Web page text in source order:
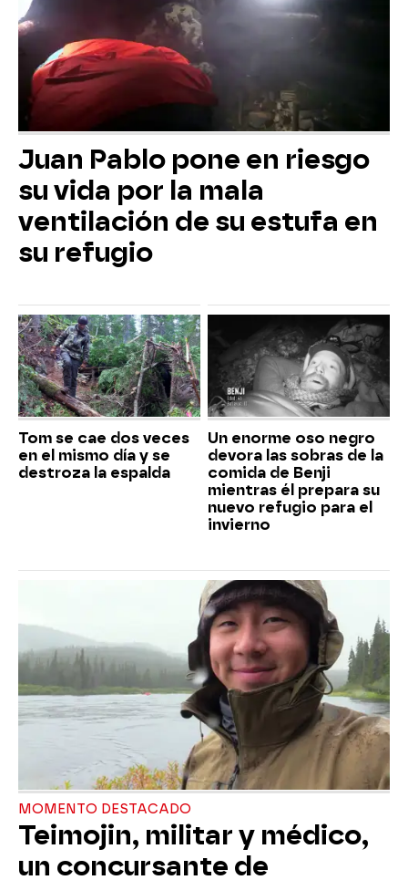
Juan Pablo pone en riesgo
su vida por la mala
ventilación de su estufa en
su refugio
Tom se cae dos veces
en el mismo día y se
destroza la espalda
Un enorme oso negro
devora las sobras de la
comida de Benji
mientras él prepara su
nuevo refugio para el
invierno
MOMENTO DESTACADO
Teimojin, militar y médico,
un concursante de